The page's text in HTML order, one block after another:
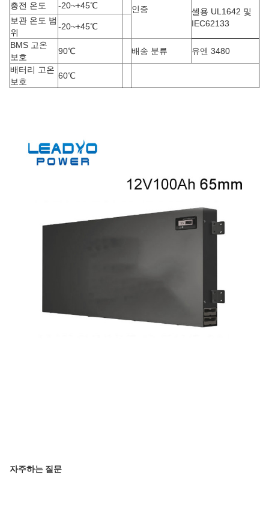
인증
충전 온도
-20~+45℃
셀용 UL1642 및
IEC62133
보관 온도 범
위
-20~+45℃
BMS 고온
보호
90℃ 배송 분류
유엔 3480
배터리 고온
보호
60℃
자주하는 질문